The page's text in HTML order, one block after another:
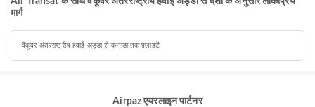
मार्ग
वैंकूवर अंतरराष्ट्रीय हवाई अड्डा से कनाडा तक फ़्लाइटें
Airpaz एयरलाइन पार्टनर